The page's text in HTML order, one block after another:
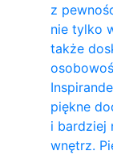
z
nie tylko
także
piękne
i bardziej
wnętrz.